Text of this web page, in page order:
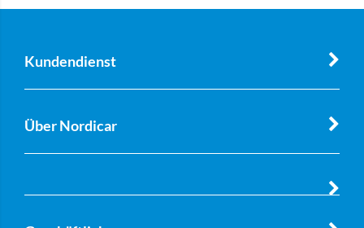
Kundendienst
Über Nordicar